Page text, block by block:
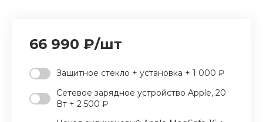
66 990 ₽/шт
Защитное стекло + установка + 1 000 ₽
Сетевое зарядное устройство Apple, 20
Вт + 2 500 ₽